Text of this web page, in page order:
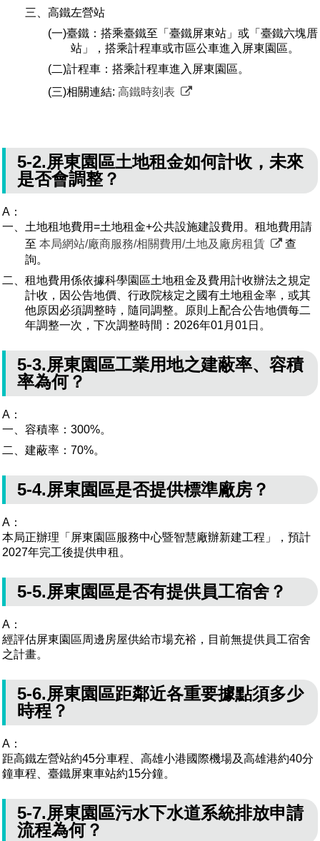
三、高鐵左營站
(一)臺鐵：搭乘臺鐵至「臺鐵屏東站」或「臺鐵六塊厝
站」，搭乘計程車或市區公車進入屏東園區。
(二)計程車：搭乘計程車進入屏東園區。
(三)相關連結: 高鐵時刻表
5-2.屏東園區土地租金如何計收，未來
是否會調整？
A：
一、土地租地費用=土地租金+公共設施建設費用。租地費用請
至 本局網站/廠商服務/相關費用/土地及廠房租賃
查
詢。
二、租地費用係依據科學園區土地租金及費用計收辦法之規定
計收，因公告地價、行政院核定之國有土地租金率，或其
他原因必須調整時，隨同調整。原則上配合公告地價每二
年調整一次，下次調整時間：2026年01月01日。
5-3.屏東園區工業用地之建蔽率、容積
率為何？
A：
一、容積率：300%。
二、建蔽率：70%。
5-4.屏東園區是否提供標準廠房？
A：
本局正辦理「屏東園區服務中心暨智慧廠辦新建工程」，預計
2027年完工後提供申租。
5-5.屏東園區是否有提供員工宿舍？
A：
經評估屏東園區周邊房屋供給市場充裕，目前無提供員工宿舍
之計畫。
5-6.屏東園區距鄰近各重要據點須多少
時程？
A：
距高鐵左營站約45分車程、高雄小港國際機場及高雄港約40分
鐘車程、臺鐵屏東車站約15分鐘。
5-7.屏東園區污水下水道系統排放申請
流程為何？